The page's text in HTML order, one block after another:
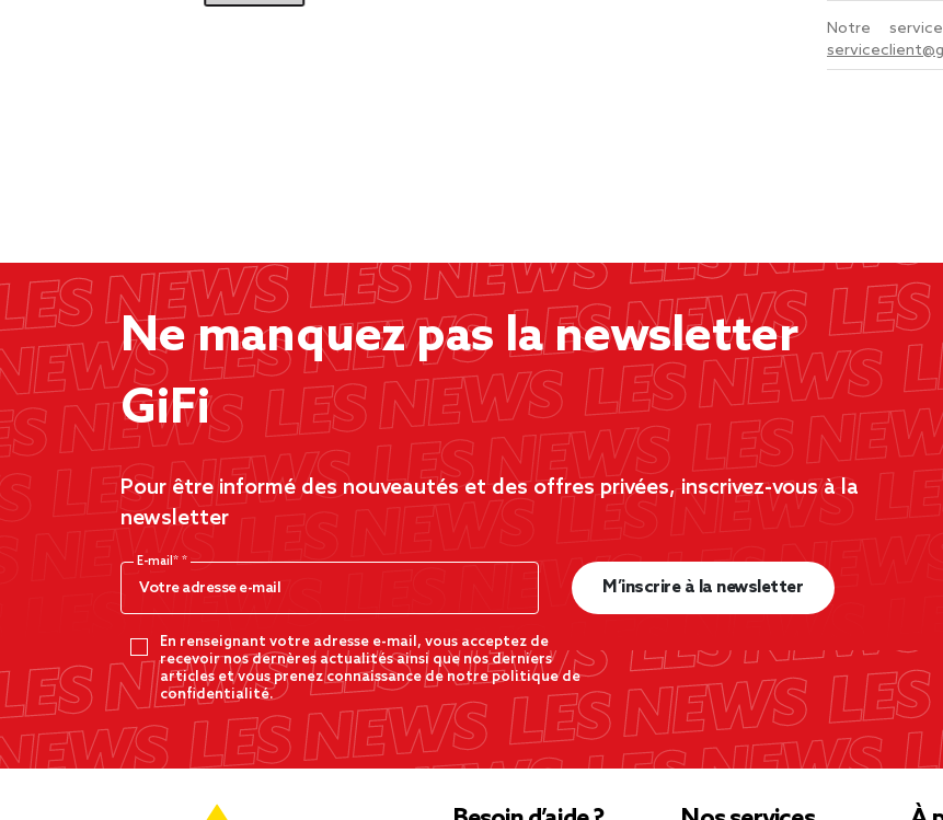
Notre
Ne manquez pas la newsletter
GiFi
Pour être informé des nouveautés et des offres privées, inscrivez-vous à la
newsletter
E-mail*
En renseignant votre adresse e-mail, vous acceptez de
recevoir nos dernères actualités ainsi que nos derniers
articles et vous prenez connaissance de notre politique de
confidentialité.
M’inscrire à la newsletter